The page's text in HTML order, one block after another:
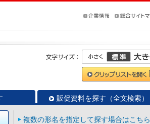
販促資料を探す（全文検索）
複数の形名を指定して探す場合はこちら